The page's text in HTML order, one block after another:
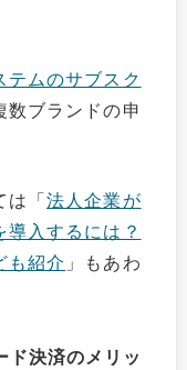
テムのサブスク
数ブランドの申
は「法人企業が
入するには？
も紹介 」もあわ
ド決済のメリッ